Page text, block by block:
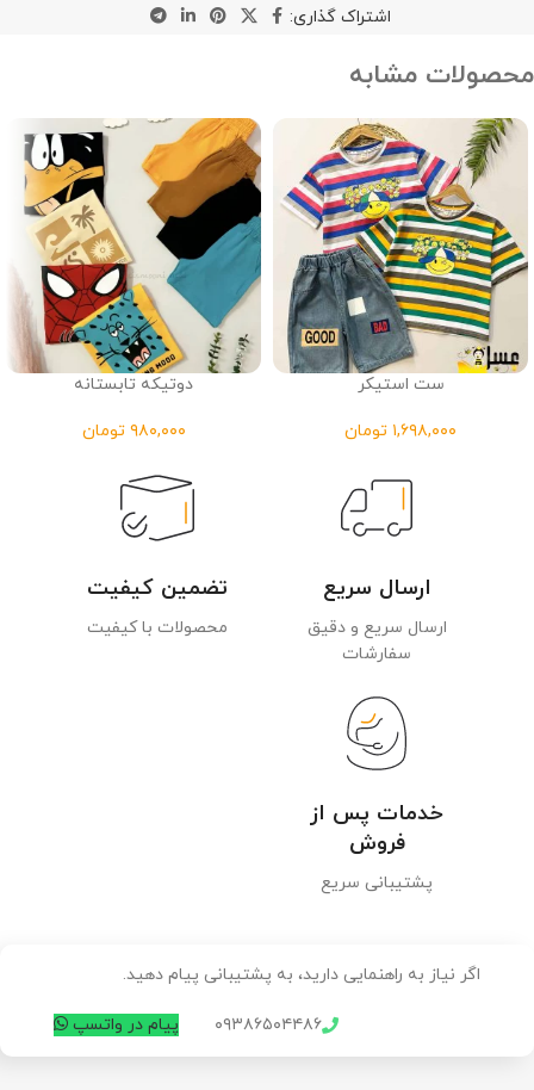
اشتراک گذاری:
محصولات مشابه
ست استیکر
تومان
دوتیکه تابستانه
تومان
ارسال سریع
ارسال سریع و دقیق
سفارشات
تضمین کیفیت
محصولات با کیفیت
خدمات پس از
فروش
پشتیبانی سریع
اگر نیاز به راهنمایی دارید، به پشتیبانی پیام دهید.
۰۹۳۸۶۵۰۴۴۸۶ پیام در واتسپ